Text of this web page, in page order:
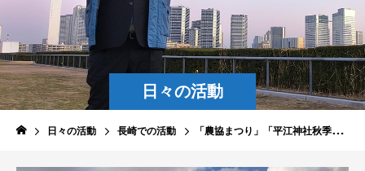
日々の活動
日々の活動 長崎での活動 「農協まつり」「平江神社秋季例大祭」「令和5年度葉たばこ収納祝い」「国道57号森山拡幅開通式典」「長崎県保育研究大会」